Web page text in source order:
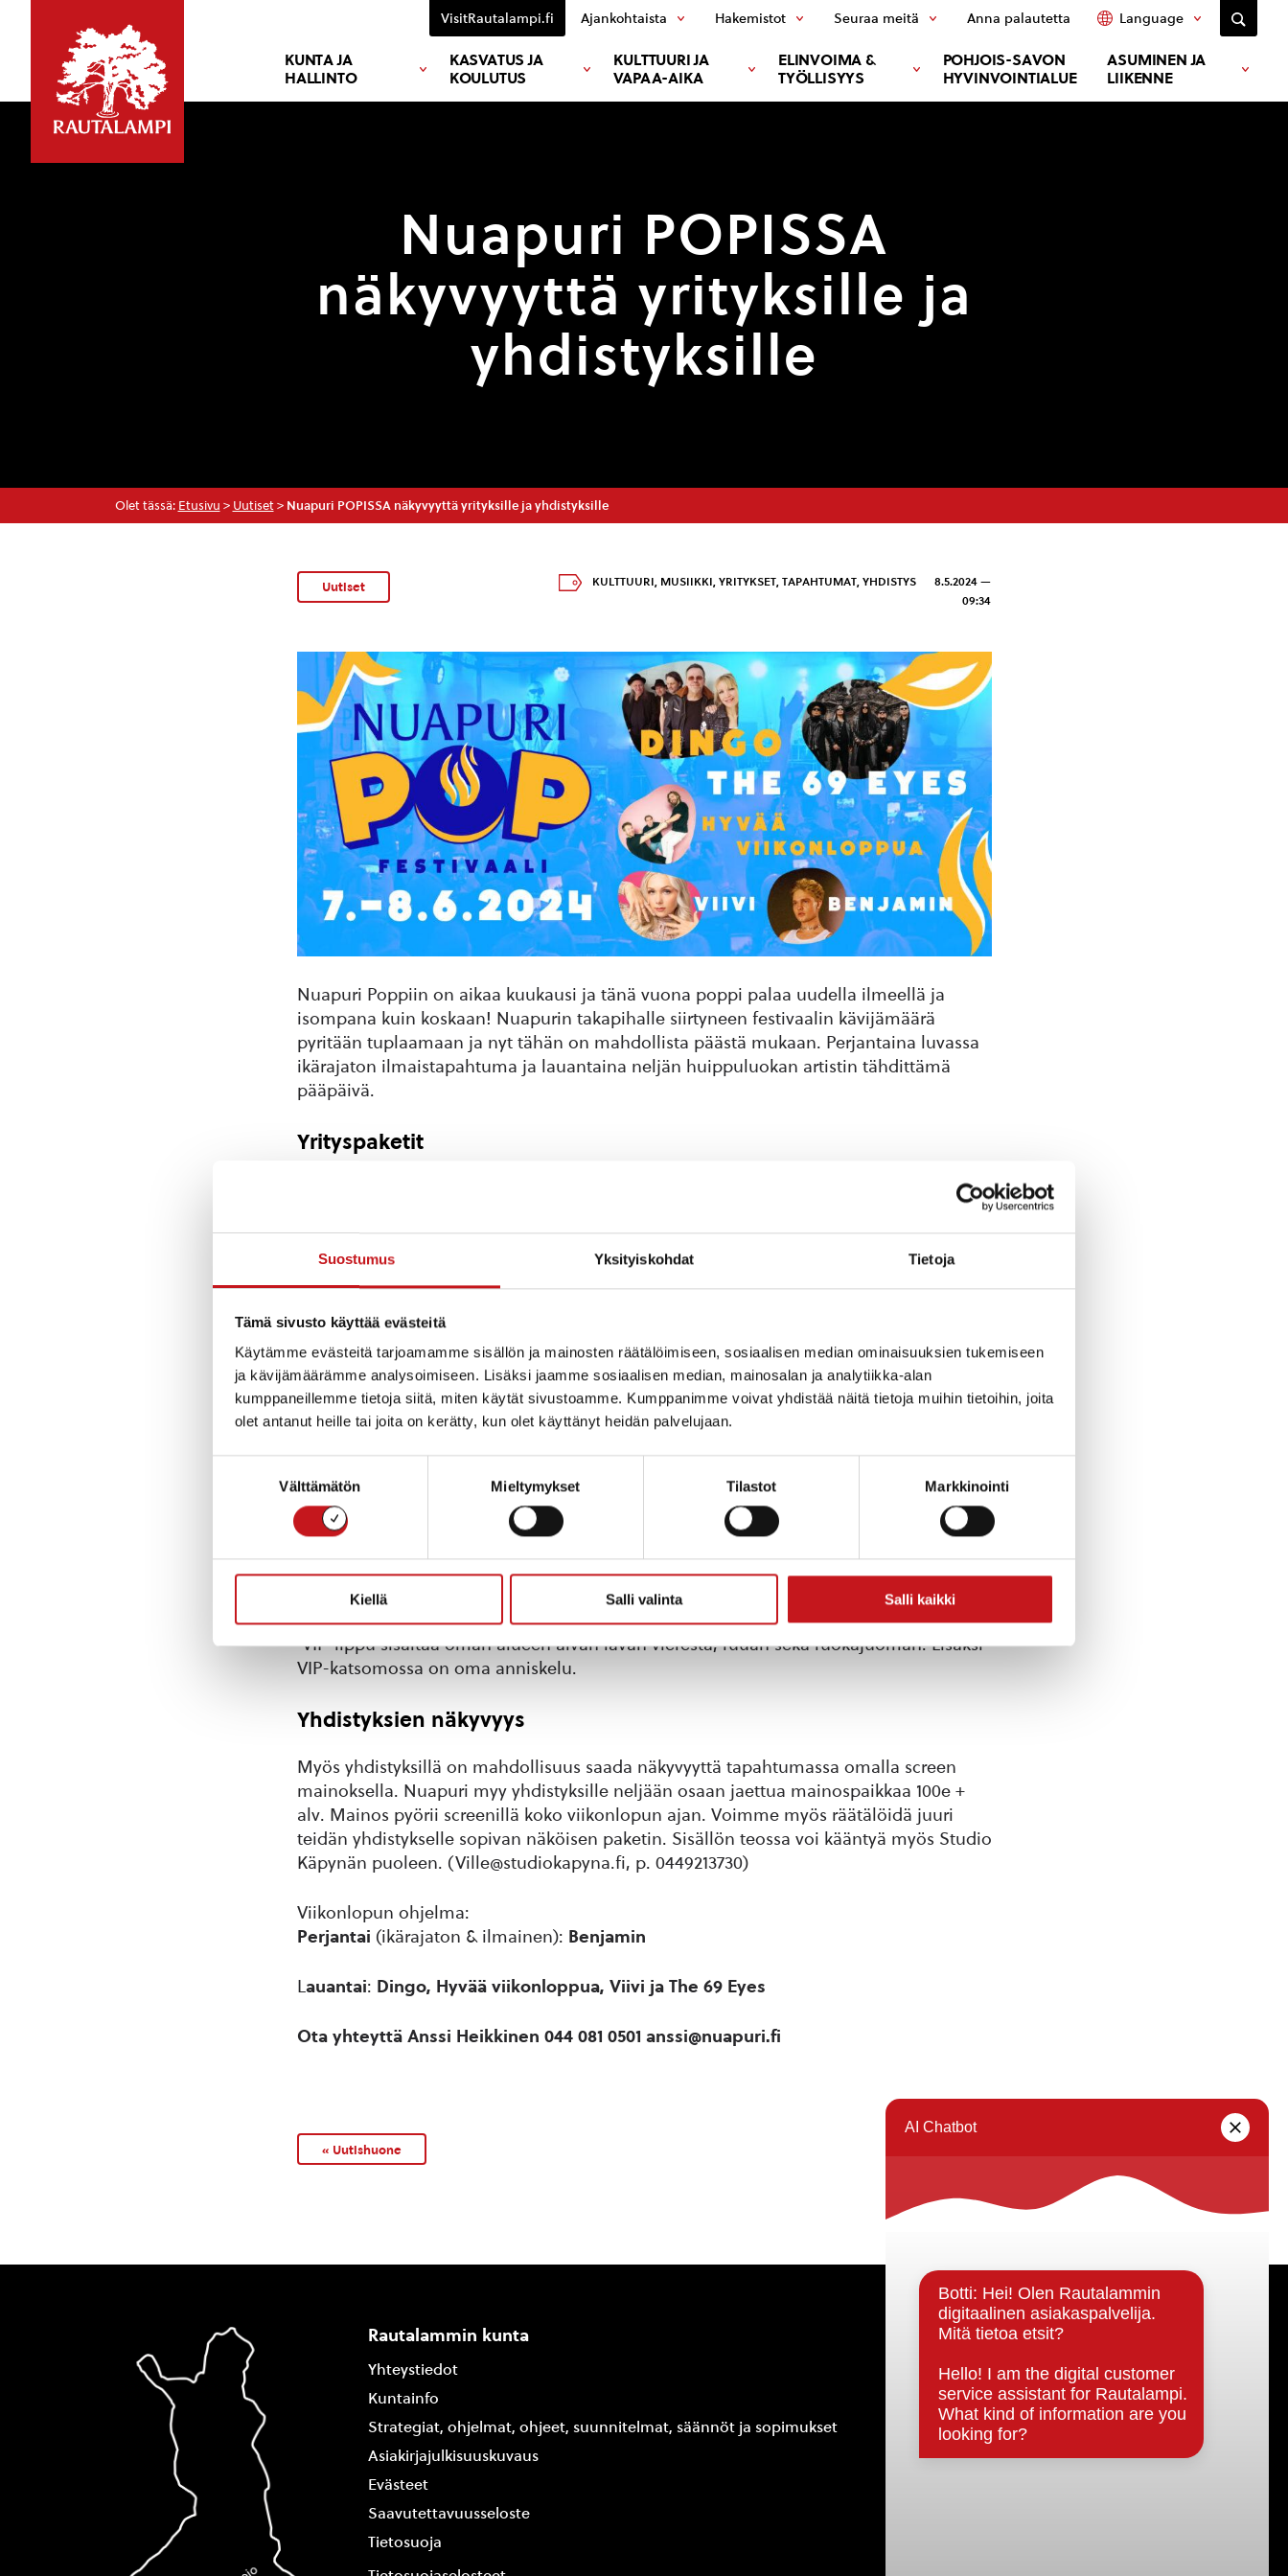
Suostumus Yksityiskohdat Tietoja
Tämä sivusto käyttää evästeitä
Käytämme evästeitä tarjoamamme sisällön ja mainosten räätälöimiseen, sosiaalisen median ominaisuuksien tukemiseen
ja kävijämäärämme analysoimiseen. Lisäksi jaamme sosiaalisen median, mainosalan ja analytiikka-alan
kumppaneillemme tietoja siitä, miten käytät sivustoamme. Kumppanimme voivat yhdistää näitä tietoja muihin tietoihin, joita
olet antanut heille tai joita on kerätty, kun olet käyttänyt heidän palvelujaan.
Välttämätön Mieltymykset Tilastot Markkinointi
Kiellä Salli valinta Salli kaikki
KUNTA JA
HALLINTO
KASVATUS JA
KOULUTUS
KULTTUURI JA
VAPAA-AIKA
ELINVOIMA &
TYÖLLISYYS
POHJOIS-SAVON
HYVINVOINTIALUE
ASUMINEN JA
LIIKENNE
VisitRautalampi.fi Ajankohtaista Hakemistot Seuraa meitä Anna palautetta Language
Nuapuri POPISSA
näkyvyyttä yrityksille ja
yhdistyksille
Olet tässä: Etusivu > Uutiset> Nuapuri POPISSA näkyvyyttä yrityksille ja yhdistyksille
Uutiset KULTTUURI, MUSIIKKI,YRITYKSET,TAPAHTUMAT,YHDISTYS
8.5.2024 —
09:34
Nuapuri Poppiin on aikaa kuukausi ja tänä vuona poppi palaa uudella ilmeellä ja
isompana kuin koskaan! Nuapurin takapihalle siirtyneen festivaalin kävijämäärä
pyritään tuplaamaan ja nyt tähän on mahdollista päästä mukaan. Perjantaina luvassa
ikärajaton ilmaistapahtuma ja lauantaina neljän huippuluokan artistin tähdittämä
pääpäivä.
Yrityspaketit
mahdollisuus on myös miettiä juuri teidän yritykselle sopivaa pakettia.
Paketti 1
2 normaalia lippua tai 1 vip-lippu lauantaille.
400€ +alv
Paketti 2
Täysin oma screen mainos
4 normaalia lippua tai 2 vip-lippua lauantaille.
600€ + alv
Paketti 3
8 normaalia lippua tai 4-vip lippua lauantaille
Nuapurille toimitettu mainoslakana.
1000€ + alv
VIP-lippu sisältää oman alueen aivan lavan vierestä, ruuan sekä ruokajuoman. Lisäksi
VIP-katsomossa on oma anniskelu.
Yhdistyksien näkyvyys
Myös yhdistyksillä on mahdollisuus saada näkyvyyttä tapahtumassa omalla screen
mainoksella. Nuapuri myy yhdistyksille neljään osaan jaettua mainospaikkaa 100e +
alv. Mainos pyörii screenillä koko viikonlopun ajan. Voimme myös räätälöidä juuri
teidän yhdistykselle sopivan näköisen paketin. Sisällön teossa voi kääntyä myös Studio
Käpynän puoleen. (Ville@studiokapyna.fi, p. 0449213730)
Viikonlopun ohjelma:
Perjantai (ikärajaton & ilmainen): Benjamin
Lauantai: Dingo, Hyvää viikonloppua, Viivi ja The 69 Eyes
Ota yhteyttä Anssi Heikkinen 044 081 0501 anssi@nuapuri.fi
« Uutishuone
Rautalammin kunta
Yhteystiedot
Kuntainfo
Strategiat, ohjelmat, ohjeet, suunnitelmat, säännöt ja sopimukset
Asiakirjajulkisuuskuvaus
Evästeet
Saavutettavuusseloste
Tietosuoja
Päätöksenteko ja lähidemokratia
Päätökset, esityslistat & pöytäkirjat
Hallinto
Kunnanhallitus
Kunnanvaltuusto